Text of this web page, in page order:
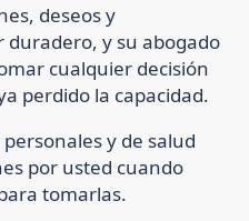
deseos y
y su abogado
cualquier decisión
perdido la capacidad.
y de salud
por usted cuando
tomarlas.